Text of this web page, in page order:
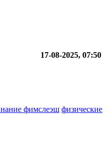
17-08-2025, 07:50
фимслеэш физические